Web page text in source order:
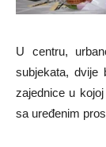
U centru,
subjekata, dvije
zajednice u
sa uređenim